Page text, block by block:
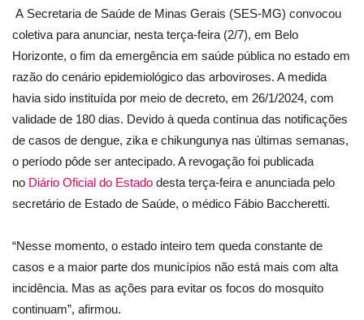
A Secretaria de Saúde de Minas Gerais (SES-MG) convocou
coletiva para anunciar, nesta terça-feira (2/7), em Belo
Horizonte, o fim da emergência em saúde pública no estado em
razão do cenário epidemiológico das arboviroses. A medida
havia sido instituída por meio de decreto, em 26/1/2024, com
validade de 180 dias. Devido à queda contínua das notificações
de casos de dengue, zika e chikungunya nas últimas semanas,
o período pôde ser antecipado. A revogação foi publicada
no Diário Oficial do Estado desta terça-feira e anunciada pelo
secretário de Estado de Saúde, o médico Fábio Baccheretti.
“Nesse momento, o estado inteiro tem queda constante de
casos e a maior parte dos municípios não está mais com alta
incidência. Mas as ações para evitar os focos do mosquito
continuam”, afirmou.